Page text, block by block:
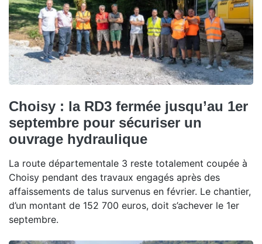
Choisy : la RD3 fermée jusqu’au 1er
septembre pour sécuriser un
ouvrage hydraulique
La route départementale 3 reste totalement coupée à
Choisy pendant des travaux engagés après des
affaissements de talus survenus en février. Le chantier,
d’un montant de 152 700 euros, doit s’achever le 1er
septembre.